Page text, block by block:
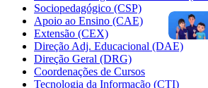
Sociopedagógico (CSP)
Apoio ao Ensino (CAE)
Extensão (CEX)
Direção Adj. Educacional (DAE)
Direção Geral (DRG)
Coordenações de Cursos
Tecnologia da Informação (CTI)